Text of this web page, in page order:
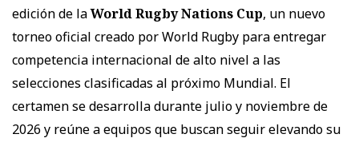
edición de laWorld Rugby Nations Cup, un nuevo
torneo oficial creado por World Rugby para entregar
competencia internacional de alto nivel a las
selecciones clasificadas al próximo Mundial. El
certamen se desarrolla durante julio y noviembre de
2026 y reúne a equipos que buscan seguir elevando su